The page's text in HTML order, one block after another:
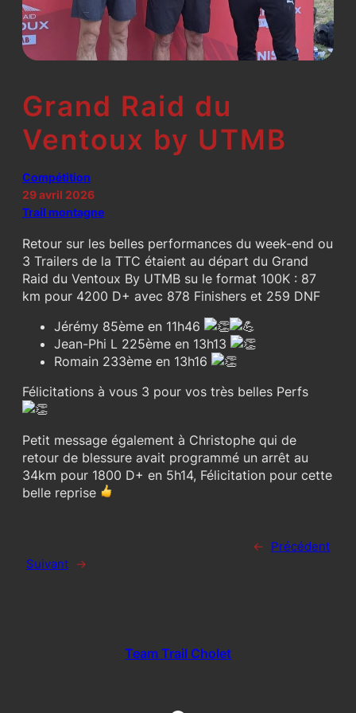
Grand Raid du
Ventoux by UTMB
Compétition
29 avril 2026
Trail montagne
Retour sur les belles performances du week-end ou
3 Trailers de la TTC étaient au départ du Grand
Raid du Ventoux By UTMB su le format 100K : 87
km pour 4200 D+ avec 878 Finishers et 259 DNF
Jérémy 85ème en 11h46
Jean-Phi L 225ème en 13h13
Romain 233ème en 13h16
Félicitations à vous 3 pour vos très belles Perfs
Petit message également à Christophe qui de
retour de blessure avait programmé un arrêt au
34km pour 1800 D+ en 5h14, Félicitation pour cette
belle reprise
← Précédent
Suivant →
Team Trail Cholet